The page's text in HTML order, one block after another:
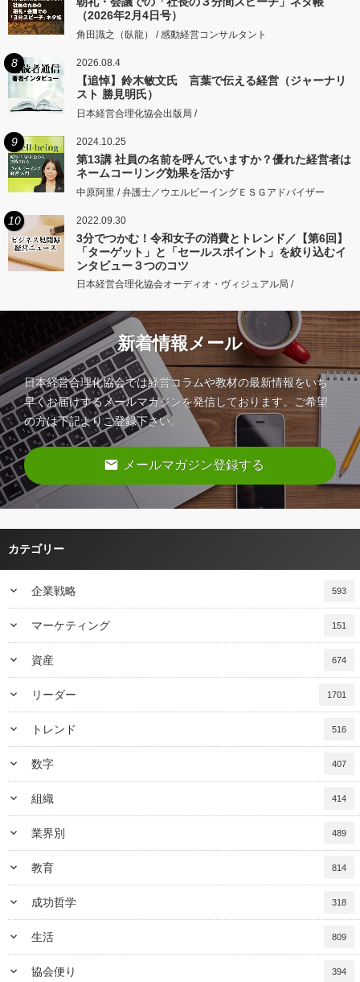
（2026年2月4日号）
角田識之（臥龍） / 感動経営コンサルタント
8 2026.08.4
【追悼】鈴木敏文氏 言葉で伝える経営（ジャーナリ
スト 勝見明氏）
日本経営合理化協会出版局 /
9 2024.10.25
第13講 社員の名前を呼んでいますか？優れた経営者は
ネームコーリング効果を活かす
中原阿里 / 弁護士／ウエルビーイングＥＳＧアドバイザー
10 2022.09.30
3分でつかむ！令和女子の消費とトレンド／【第6回】
「ターゲット」と「セールスポイント」を絞り込むイ
ンタビュー３つのコツ
日本経営合理化協会オーディオ・ヴィジュアル局 /
新着情報メール
日本経営合理化協会では経営コラムや教材の最新情報をいち
早くお届けするメールマガジンを発信しております。ご希望
の方は下記よりご登録下さい。
email メールマガジン登録する
カテゴリー
keyboard_arrow_down 企業戦略 593
keyboard_arrow_down マーケティング 151
keyboard_arrow_down 資産 674
keyboard_arrow_down リーダー 1701
keyboard_arrow_down トレンド 516
keyboard_arrow_down 数字 407
keyboard_arrow_down 組織 414
keyboard_arrow_down 業界別 489
keyboard_arrow_down 教育 814
keyboard_arrow_down 成功哲学 318
keyboard_arrow_down 生活 809
keyboard_arrow_down 協会便り 394